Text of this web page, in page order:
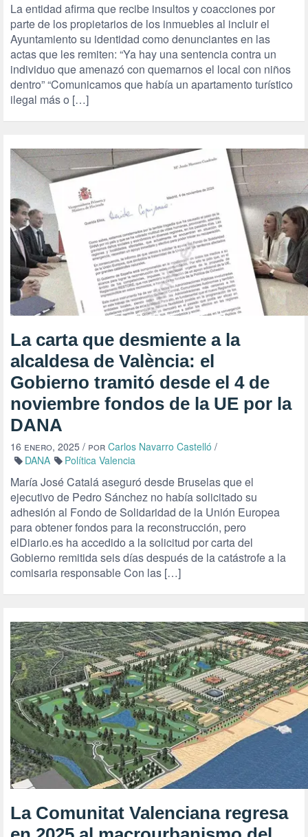
La entidad afirma que recibe insultos y coacciones por
parte de los propietarios de los inmuebles al incluir el
Ayuntamiento su identidad como denunciantes en las
actas que les remiten: “Ya hay una sentencia contra un
individuo que amenazó con quemarnos el local con niños
dentro” “Comunicamos que había un apartamento turístico
ilegal más o […]
La carta que desmiente a la
alcaldesa de València: el
Gobierno tramitó desde el 4 de
noviembre fondos de la UE por la
DANA
16 enero, 2025 / por Carlos Navarro Castelló /
DANA
Política Valencia
María José Catalá aseguró desde Bruselas que el
ejecutivo de Pedro Sánchez no había solicitado su
adhesión al Fondo de Solidaridad de la Unión Europea
para obtener fondos para la reconstrucción, pero
elDiario.es ha accedido a la solicitud por carta del
Gobierno remitida seis días después de la catástrofe a la
comisaria responsable Con las […]
La Comunitat Valenciana regresa